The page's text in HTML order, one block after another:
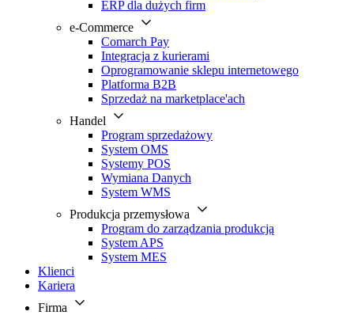
ERP dla dużych firm
e-Commerce
Comarch Pay
Integracja z kurierami
Oprogramowanie sklepu internetowego
Platforma B2B
Sprzedaż na marketplace'ach
Handel
Program sprzedażowy
System OMS
Systemy POS
Wymiana Danych
System WMS
Produkcja przemysłowa
Program do zarządzania produkcją
System APS
System MES
Klienci
Kariera
Firma